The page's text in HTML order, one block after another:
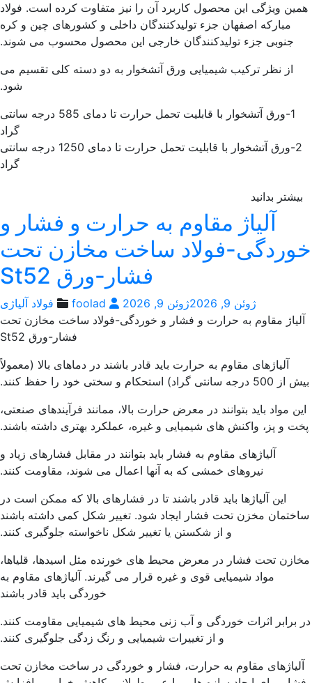
ویژگی این محصول کاربرد آن را نیز متفاوت کرده است. فولاد
مبارکه اصفهان جزء تولیدکنندگان داخلی و کشورهای چین و کره
جنوبی جزء تولیدکنندگان خارجی این محصول محسوب می شوند.
از نظر ترکیب شیمیایی ورق آتشخوار به دو دسته کلی تقسیم می
شود.
1-ورق آتشخوار با قابلیت تحمل حرارت تا دمای 585 درجه سانتی
گراد
2-ورق آتشخوار با قابلیت تحمل حرارت تا دمای 1250 درجه سانتی
گراد
بدانید
آلیاژ مقاوم به حرارت و فشار و
فولاد ساخت مخازن تحت
فشار-ورق St52
ژوئن 9, 2026 ژوئن 9, 2026 foolad
فولاد آلیاژی
مقاوم به حرارت و فشار و خوردگی-فولاد ساخت مخازن تحت
فشار-ورق St52
آلیاژهای مقاوم به حرارت باید قادر باشند در دماهای بالا (معمولاً
گراد) استحکام و سختی خود را حفظ کنند.
مواد باید بتوانند در معرض حرارت بالا، ممانند فرآیندهای صنعتی،
و پز، واکنش های شیمیایی و غیره، عملکرد بهتری داشته باشند.
آلیاژهای مقاوم به فشار باید بتوانند در مقابل فشارهای زیاد و
نیروهای خمشی که به آنها اعمال می شوند، مقاومت کنند.
این آلیاژها باید قادر باشند تا در فشارهای بالا که ممکن است در
مخزن تحت فشار ایجاد شود. تغییر شکل کمی داشته باشند
و از شکستن یا تغییر شکل ناخواسته جلوگیری کنند.
تحت فشار در معرض محیط های خورنده مثل اسیدها، قلیاها،
مواد شیمیایی قوی و غیره قرار می گیرند. آلیاژهای مقاوم به
خوردگی باید قادر باشند
برابر اثرات خوردگی و آب زنی محیط های شیمیایی مقاومت کنند.
و از تغییرات شیمیایی و رنگ زدگی جلوگیری کنند.
مقاوم به حرارت، فشار و خوردگی در ساخت مخازن تحت